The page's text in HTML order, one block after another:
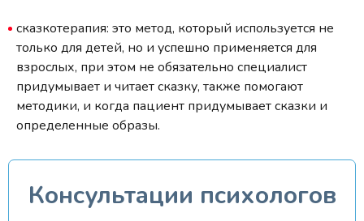
сказкотерапия: это метод, который используется не
только для детей, но и успешно применяется для
взрослых, при этом не обязательно специалист
придумывает и читает сказку, также помогают
методики, и когда пациент придумывает сказки и
определенные образы.
Консультации психологов